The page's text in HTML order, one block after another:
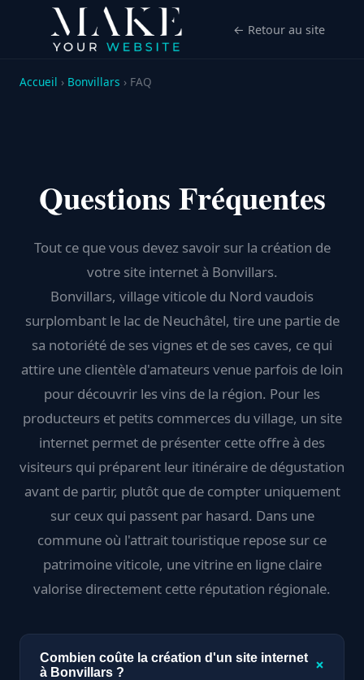
← Retour au site
Accueil › Bonvillars › FAQ
Questions Fréquentes
Tout ce que vous devez savoir sur la création de
votre site internet à Bonvillars.
Bonvillars, village viticole du Nord vaudois
surplombant le lac de Neuchâtel, tire une partie de
sa notoriété de ses vignes et de ses caves, ce qui
attire une clientèle d'amateurs venue parfois de loin
pour découvrir les vins de la région. Pour les
producteurs et petits commerces du village, un site
internet permet de présenter cette offre à des
visiteurs qui préparent leur itinéraire de dégustation
avant de partir, plutôt que de compter uniquement
sur ceux qui passent par hasard. Dans une
commune où l'attrait touristique repose sur ce
patrimoine viticole, une vitrine en ligne claire
valorise directement cette réputation régionale.
Combien coûte la création d'un site internet
à Bonvillars ?
+